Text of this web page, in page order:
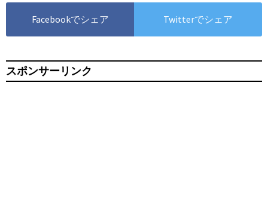
Facebookでシェア Twitterでシェア
スポンサーリンク